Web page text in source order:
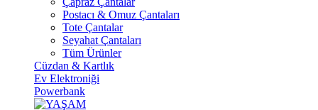
Postacı & Omuz Çantaları
Tote Çantalar
Seyahat Çantaları
Tüm Ürünler
Cüzdan & Kartlık
Ev Elektroniği
Powerbank